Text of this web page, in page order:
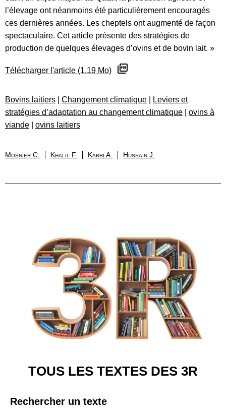
l’élevage ont néanmoins été particulièrement encouragés
ces dernières années. Les cheptels ont augmenté de façon
spectaculaire. Cet article présente des stratégies de
production de quelques élevages d’ovins et de bovin lait. »
Télécharger l'article (1.19 Mo)
Bovins laitiers Changement climatique
Leviers et
stratégies d’adaptation au changement climatique
ovins à
viande
ovins laitiers
Mosnier C. Khalil F. Kabri A. Hussain J.
TOUS LES TEXTES DES 3R
Rechercher un texte